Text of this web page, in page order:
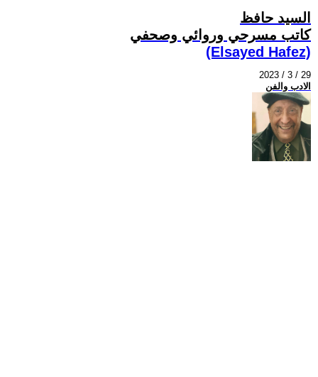
السيد حافظ
كاتب مسرحي وروائي وصحفي
(Elsayed Hafez)
2023 / 3 / 29
الادب والفن